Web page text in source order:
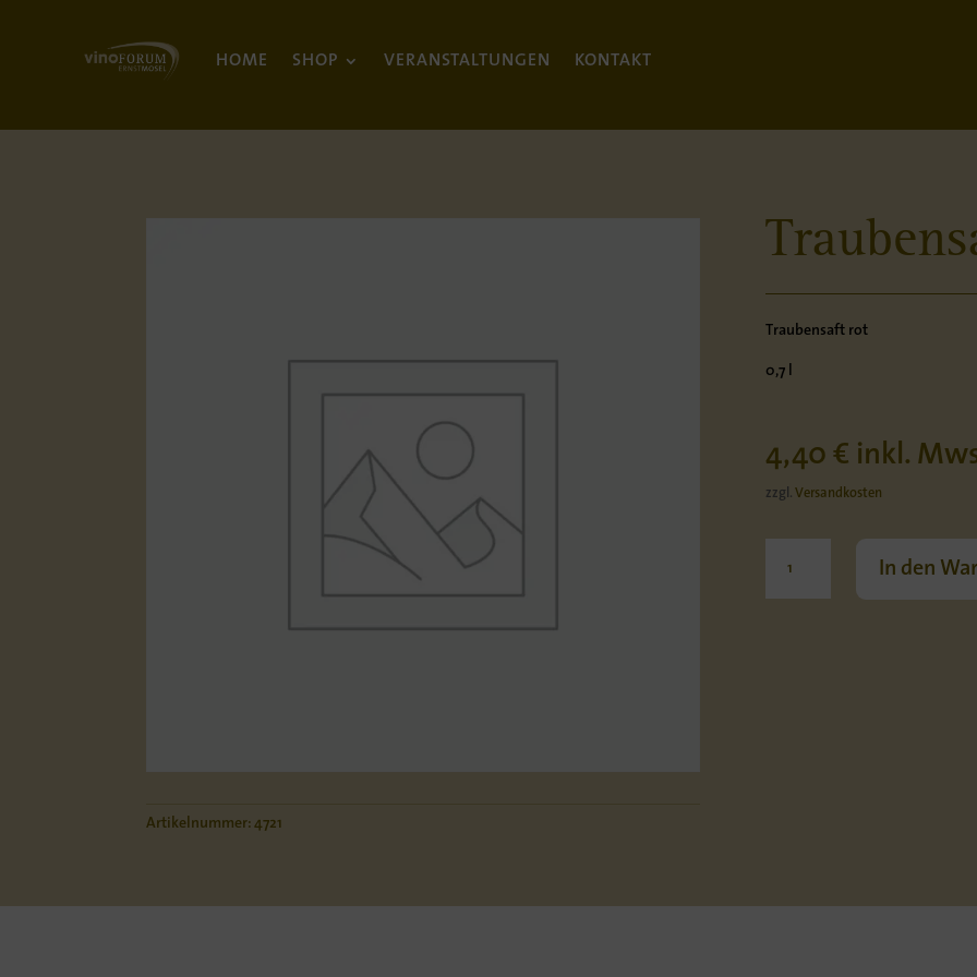
HOME SHOP VERANSTALTUNGEN KONTAKT
Artikelnummer:4721
Traubensaft rot
0,7 l
4,40 € inkl.
zzgl. Versandkosten
Menge
In den